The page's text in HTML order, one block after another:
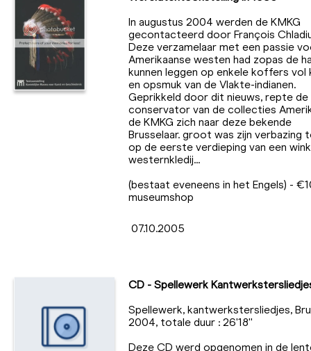
In augustus 2004 werden de KMKG
gecontacteerd door François
Deze verzamelaar met een passie
Amerikaanse westen had zopas de
kunnen leggen op enkele koffers vol
en opsmuk van de Vlakte-indianen.
Geprikkeld door dit nieuws, repte de
conservator van de collecties
de KMKG zich naar deze bekende
Brusselaar. groot was zijn verbazing
op de eerste verdieping van een
westernkledij...
(bestaat eveneens in het Engels) -
museumshop
07.10.2005
CD - Spellewerk
Spellewerk, kantwerkstersliedjes,
2004, totale duur : 26'18''
Deze CD werd opgenomen in de